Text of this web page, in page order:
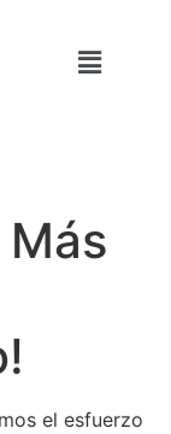
Más
el esfuerzo